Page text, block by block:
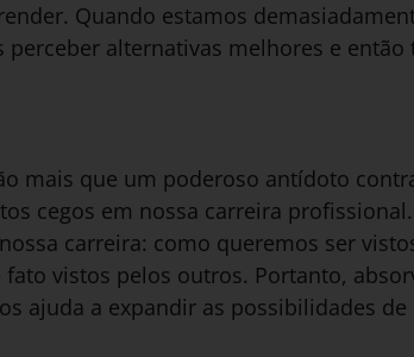
Quando estamos
alternativas melhores e então
mais que um poderoso antídoto
cegos em nossa carreira
carreira: como queremos ser
vistos pelos outros. Portanto,
ajuda a expandir as possibilidades de